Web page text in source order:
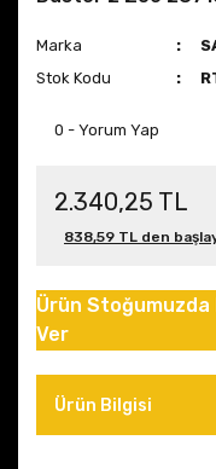
Marka
Stok Kodu
0 - Yorum Yap
2.340,25 TL
838,59 TL den
Ürün Stoğumuzda
Ver
Ürün Bilgisi